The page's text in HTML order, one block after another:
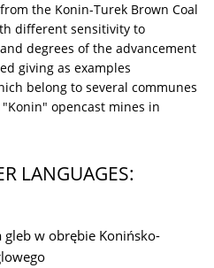
the Konin-Turek Brown Coal
different sensitivity to
degrees of the advancement
giving as examples
belong to several communes
opencast mines in
LANGUAGES:
w obrębie Konińsko-